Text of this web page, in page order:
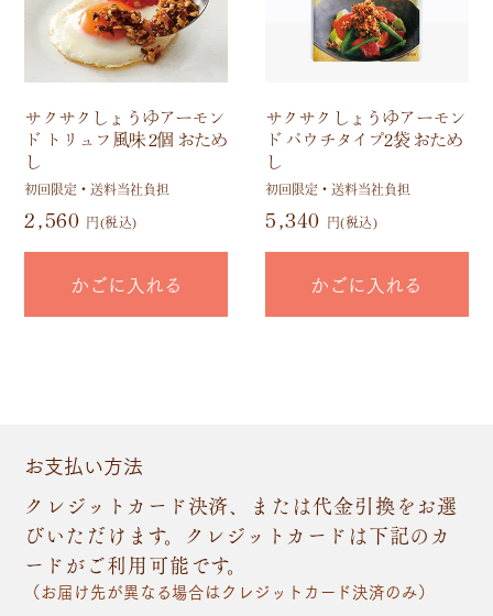
サクサクしょうゆアーモン
ド トリュフ風味 2個 おため
し
初回限定・送料当社負担
2,560 円(税込)
かごに入れる
サクサクしょうゆアーモン
ド パウチタイプ2袋 おため
し
初回限定・送料当社負担
5,340 円(税込)
かごに入れる
お支払い方法
クレジットカード決済、または代金引換をお選
びいただけます。クレジットカードは下記のカ
ードがご利用可能です。
（お届け先が異なる場合はクレジットカード決済のみ）